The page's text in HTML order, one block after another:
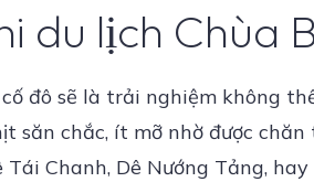
du lịch Chùa
đô sẽ là trải nghiệm không
săn chắc, ít mỡ nhờ được chăn
Chanh, Dê Nướng Tảng, hay